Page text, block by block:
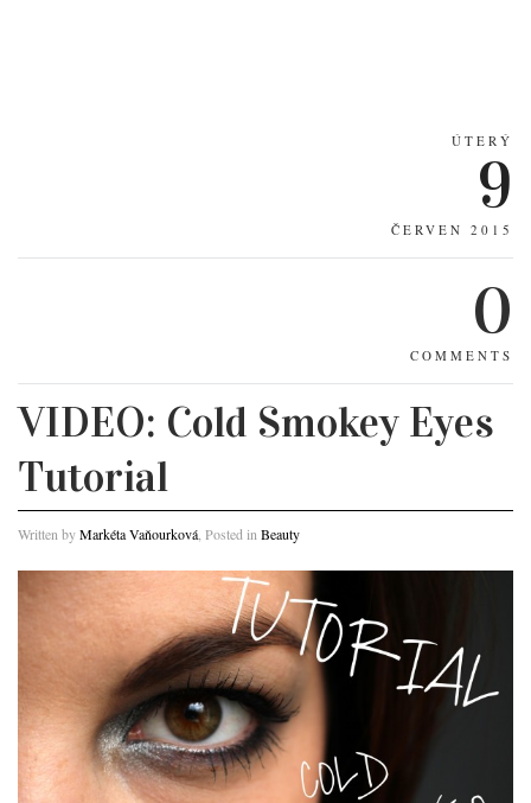
ÚTERÝ
9
ČERVEN 2015
0
COMMENTS
VIDEO: Cold Smokey Eyes
Tutorial
Written byMarkéta Vaňourková, Posted inBeauty